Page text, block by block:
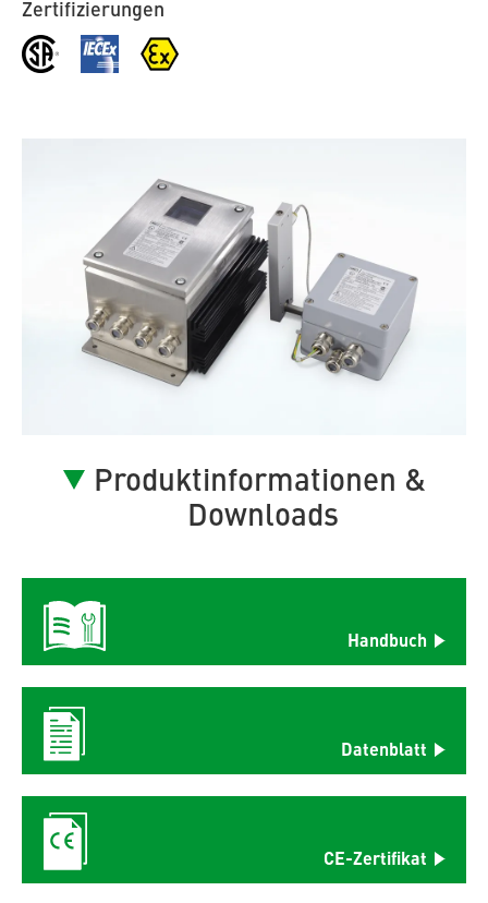
Zertifizierungen
Produktinformationen &
Downloads
Handbuch
Datenblatt
CE-Zertifikat